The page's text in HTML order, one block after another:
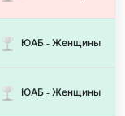
ЮАБ - Женщины
ЮАБ - Женщины